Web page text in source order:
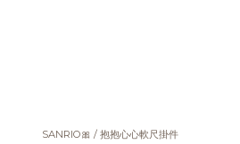
SANRIO🎀 / 抱抱心心軟尺掛件